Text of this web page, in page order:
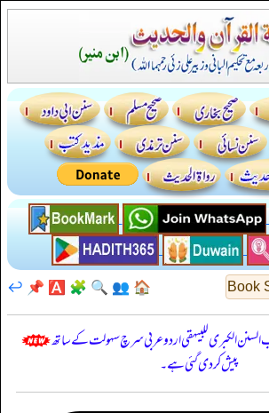
Book
🏠
👥
🔍
🧩
🅰️
📌
↩️
السنن الكبرى للبيهقي اردو عربی سرچ سہولت کے ساتھ
پیش کر دی گئی ہے۔